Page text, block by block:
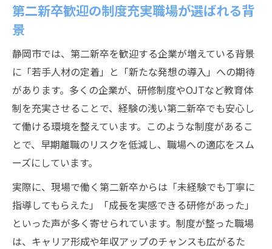
第二新卒歓迎の制度充実職場が選ばれる背
景
静岡市では、第二新卒を歓迎する企業が増えている背景
に「若手人材の定着」と「新たな発想の導入」への期待
があります。多くの企業が、研修制度やOJTなど教育体
制を充実させることで、経験の浅い第二新卒でも安心し
て働ける環境を整えています。このような制度があるこ
とで、早期離職のリスクを低減し、職場への適応をスム
ーズにしています。
実際に、現場で働く第二新卒からは「未経験でも丁寧に
指導してもらえた」「成長を実感できる研修があった」
といった声が多く寄せられています。制度が整った職場
は、キャリア形成や年収アップのチャンスも広がるた